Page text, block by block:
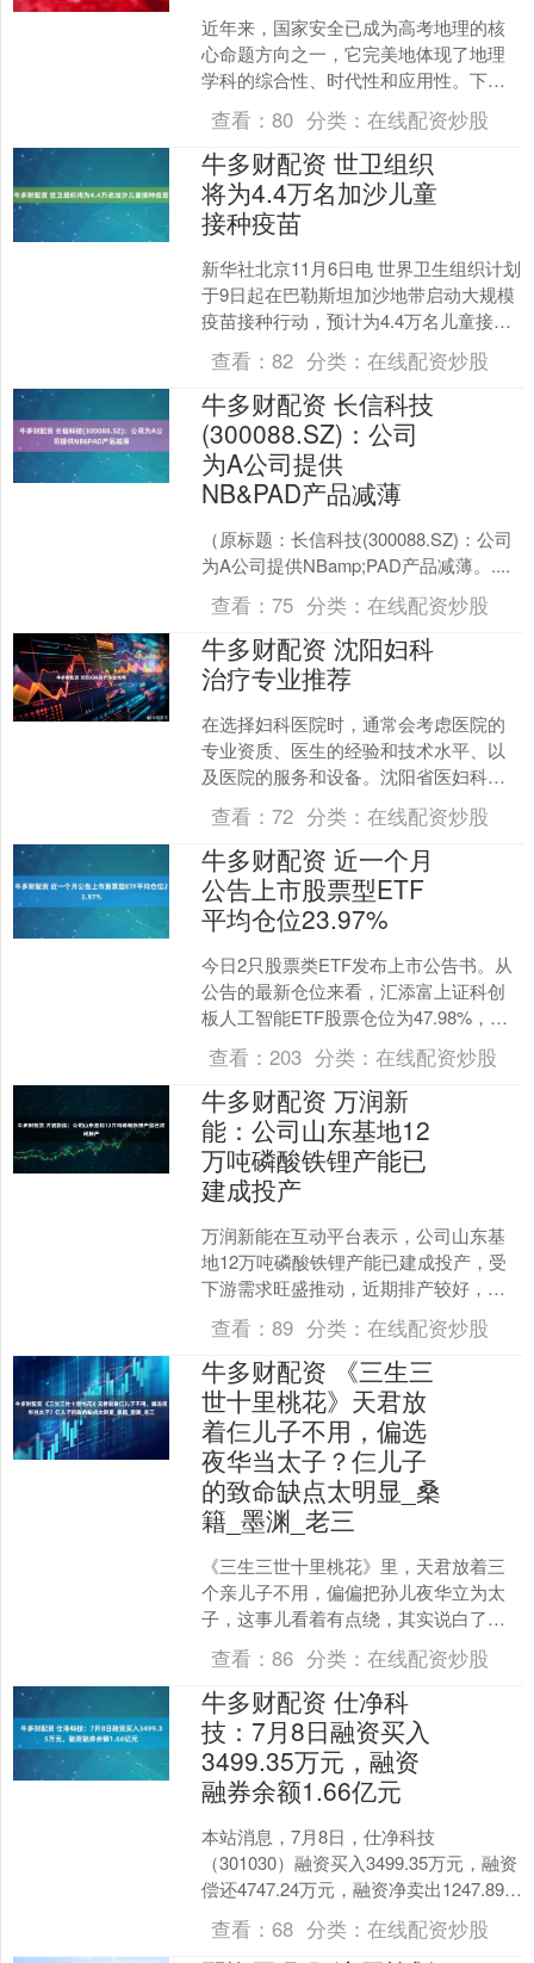
近年来，国家安全已成为高考地理的核
心命题方向之一，它完美地体现了地理
学科的综合性、时代性和应用性。下面
将从核心领域、考查角度、必备知识和
答题思路四个方面进行解析....
查看：80 分类：在线配资炒股
牛多财配资 世卫组织
将为4.4万名加沙儿童
接种疫苗
新华社北京11月6日电 世界卫生组织计划
于9日起在巴勒斯坦加沙地带启动大规模
疫苗接种行动，预计为4.4万名儿童接种
疫苗，以填补过去两年因冲突造成的免
疫空白。 据....
查看：82 分类：在线配资炒股
牛多财配资 长信科技
(300088.SZ)：公司
为A公司提供
NB&PAD产品减薄
（原标题：长信科技(300088.SZ)：公司
为A公司提供NBamp;PAD产品减薄。....
查看：75 分类：在线配资炒股
牛多财配资 沈阳妇科
治疗专业推荐
在选择妇科医院时，通常会考虑医院的
专业资质、医生的经验和技术水平、以
及医院的服务和设备。沈阳省医妇科医
院、中国医科大学附属第一医院、中国
医科大学附属盛京医院这些....
查看：72 分类：在线配资炒股
牛多财配资 近一个月
公告上市股票型ETF
平均仓位23.97%
今日2只股票类ETF发布上市公告书。从
公告的最新仓位来看，汇添富上证科创
板人工智能ETF股票仓位为47.98%，平
安中证A500红利低波动ETF股票仓位为
39.....
查看： 203 分类： 在线配资炒股
牛多财配资 万润新
能：公司山东基地12
万吨磷酸铁锂产能已
建成投产
万润新能在互动平台表示，公司山东基
地12万吨磷酸铁锂产能已建成投产，受
下游需求旺盛推动，近期排产较好，产
能利用率水平较高。 举报 第一财经广告
合作，请点击这里此....
查看：89 分类：在线配资炒股
牛多财配资 《三生三
世十里桃花》天君放
着仨儿子不用，偏选
夜华当太子？仨儿子
的致命缺点太明显_桑
籍_墨渊_老三
《三生三世十里桃花》里，天君放着三
个亲儿子不用，偏偏把孙儿夜华立为太
子，这事儿看着有点绕，其实说白了
——他那三个儿子，没一个能挑大梁
的，反倒是夜华，从出生起就自....
查看：86 分类：在线配资炒股
牛多财配资 仕净科
技：7月8日融资买入
3499.35万元，融资
融券余额1.66亿元
本站消息，7月8日，仕净科技
（301030）融资买入3499.35万元，融资
偿还4747.24万元，融资净卖出1247.89万
元，融资余额1.66亿元。 融券方....
查看：68 分类：在线配资炒股